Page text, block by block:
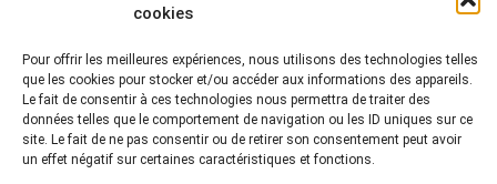
cookies
Pour offrir les meilleures expériences, nous utilisons des technologies telles
que les cookies pour stocker et/ou accéder aux informations des appareils.
Le fait de consentir à ces technologies nous permettra de traiter des
données telles que le comportement de navigation ou les ID uniques sur ce
site. Le fait de ne pas consentir ou de retirer son consentement peut avoir
un effet négatif sur certaines caractéristiques et fonctions.
© Tous droits réservés - Collège Alma